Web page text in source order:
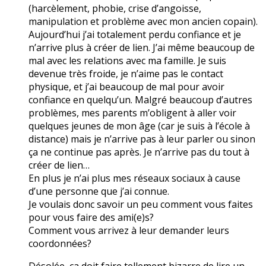
(harcèlement, phobie, crise d’angoisse,
manipulation et problème avec mon ancien copain).
Aujourd’hui j’ai totalement perdu confiance et je
n’arrive plus à créer de lien. J’ai même beaucoup de
mal avec les relations avec ma famille. Je suis
devenue très froide, je n’aime pas le contact
physique, et j’ai beaucoup de mal pour avoir
confiance en quelqu’un. Malgré beaucoup d’autres
problèmes, mes parents m’obligent à aller voir
quelques jeunes de mon âge (car je suis à l’école à
distance) mais je n’arrive pas à leur parler ou sinon
ça ne continue pas après. Je n’arrive pas du tout à
créer de lien…
En plus je n’ai plus mes réseaux sociaux à cause
d’une personne que j’ai connue.
Je voulais donc savoir un peu comment vous faites
pour vous faire des ami(e)s?
Comment vous arrivez à leur demander leurs
coordonnées?